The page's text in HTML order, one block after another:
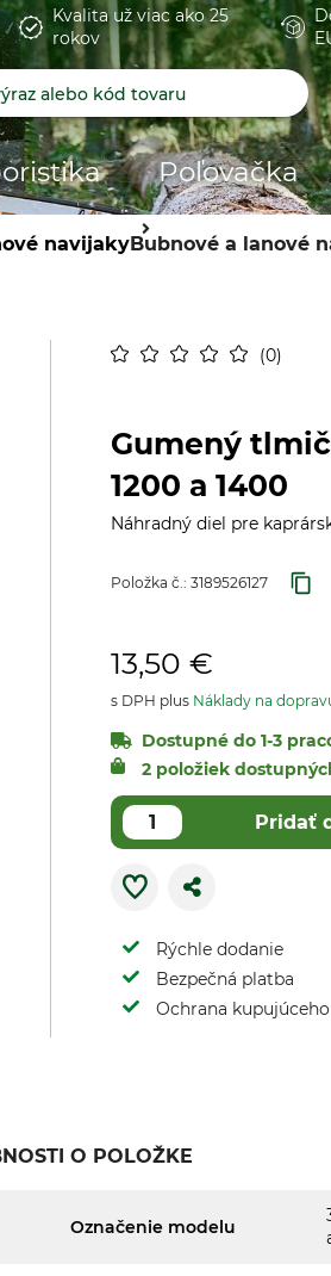
Kvalita už viac ako 25
rokov
Poľovačka
navijakyBubnové a lanové
0
Gumený
1200 a 1400
Náhradný diel pre
Položka č.: 3189526127
13,50 €
s DPH plus Náklady na
Dostupné do 1-3
2 položiek
Pridať
Rýchle dodanie
Bezpečná platba
Ochrana
O POLOŽKE
Označenie modelu